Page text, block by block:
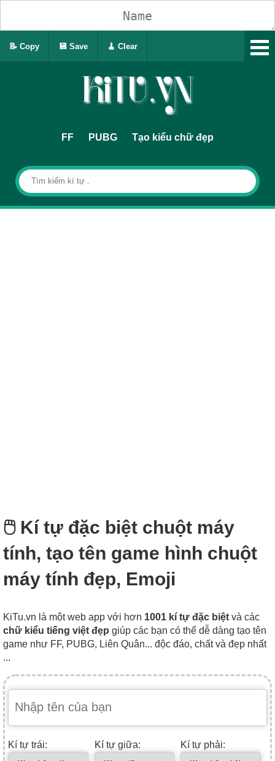
FF PUBG Tạo kiểu chữ đẹp
🖱️ Kí tự đặc biệt chuột máy
tính, tạo tên game hình chuột
máy tính đẹp, Emoji
KiTu.vn là một web app với hơn 1001 kí tự đặc biệt và các
chữ kiểu tiếng việt đẹp giúp các bạn có thể dễ dàng tạo tên
game như FF, PUBG, Liên Quân... độc đáo, chất và đẹp nhất
...
Kí tự trái: Kí tự giữa: Kí tự phải:
📝 Copy 💾 Save 🧹 Clear